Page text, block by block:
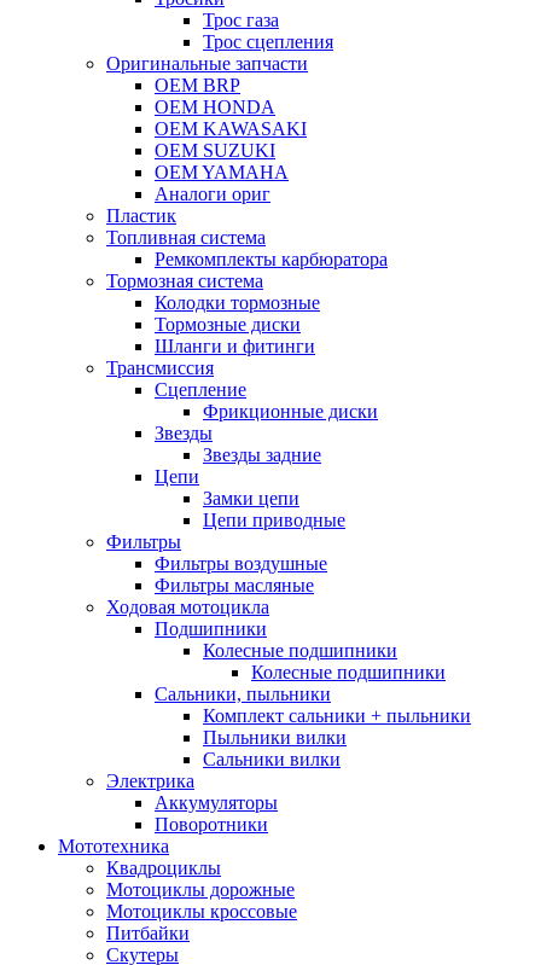
Трос газа
Трос сцепления
Оригинальные запчасти
OEM BRP
OEM HONDA
OEM KAWASAKI
OEM SUZUKI
OEM YAMAHA
Аналоги ориг
Пластик
Топливная система
Ремкомплекты карбюратора
Тормозная система
Колодки тормозные
Тормозные диски
Шланги и фитинги
Трансмиссия
Cцепление
Фрикционные диски
Звезды
Звезды задние
Цепи
Замки цепи
Цепи приводные
Фильтры
Фильтры воздушные
Фильтры масляные
Ходовая мотоцикла
Подшипники
Колесные подшипники
Колесные подшипники
Сальники, пыльники
Комплект сальники + пыльники
Пыльники вилки
Сальники вилки
Электрика
Аккумуляторы
Поворотники
Мототехника
Квадроциклы
Мотоциклы дорожные
Мотоциклы кроссовые
Питбайки
Скутеры